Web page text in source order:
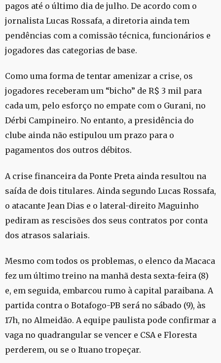
pagos até o último dia de julho. De acordo com o
jornalista Lucas Rossafa, a diretoria ainda tem
pendências com a comissão técnica, funcionários e
jogadores das categorias de base.
Como uma forma de tentar amenizar a crise, os
jogadores receberam um “bicho” de R$ 3 mil para
cada um, pelo esforço no empate com o Gurani, no
Dérbi Campineiro. No entanto, a presidência do
clube ainda não estipulou um prazo para o
pagamentos dos outros débitos.
A crise financeira da Ponte Preta ainda resultou na
saída de dois titulares. Ainda segundo Lucas Rossafa,
o atacante Jean Dias e o lateral-direito Maguinho
pediram as rescisões dos seus contratos por conta
dos atrasos salariais.
Mesmo com todos os problemas, o elenco da Macaca
fez um último treino na manhã desta sexta-feira (8)
e, em seguida, embarcou rumo à capital paraibana. A
partida contra o Botafogo-PB será no sábado (9), às
17h, no Almeidão. A equipe paulista pode confirmar a
vaga no quadrangular se vencer e CSA e Floresta
perderem, ou se o Ituano tropeçar.